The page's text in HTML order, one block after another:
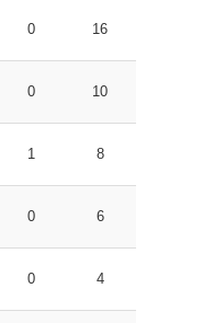
0 16
0 10
1 8
0 6
0 4